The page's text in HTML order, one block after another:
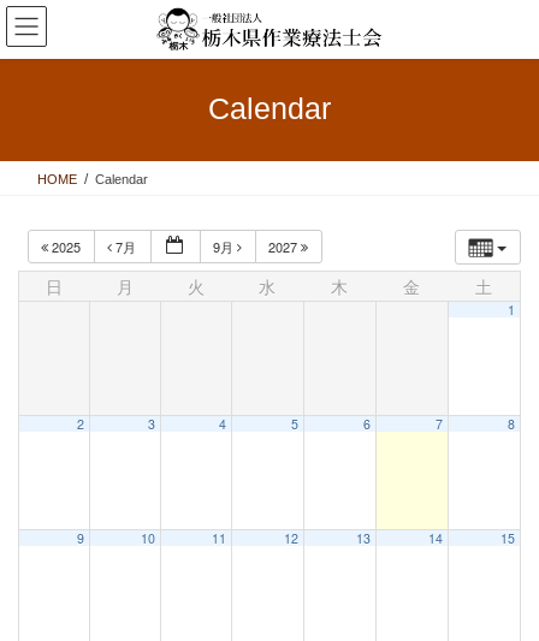
コ
ン
テ
ス
ナ
ビ
ゲ
ン
Calendar
HOME Calendar
2025 7月 9月 2027
日 月 火 水 木 金 土
1
2 3 4 5 6 7 8
9 10 11 12 13 14 15